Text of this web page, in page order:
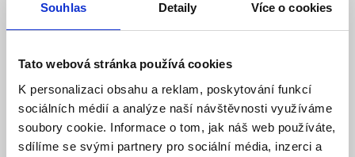
Souhlas Detaily Více o cookies
Tato webová stránka používá cookies
K personalizaci obsahu a reklam, poskytování funkcí
sociálních médií a analýze naší návštěvnosti využíváme
soubory cookie. Informace o tom, jak náš web používáte,
sdílíme se svými partnery pro sociální média, inzerci a